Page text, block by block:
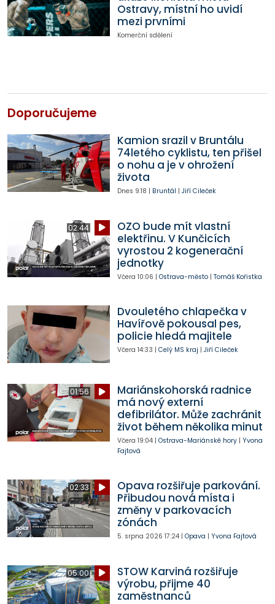
Ostravy, místní ho uvidí
mezi prvními
Komerční sdělení
Doporučujeme
Kamion srazil v Bruntálu
74letého cyklistu, ten přišel
o nohu a je v ohrožení
života
Dnes 9:18 | Bruntál | Jiří Cileček
02:44
OZO bude mít vlastní
elektřinu. V Kunčicích
vyrostou 2 kogenerační
jednotky
Včera 10:06 | Ostrava-město| Tomáš Kořistka
Dvouletého chlapečka v
Havířově pokousal pes,
policie hledá majitele
Včera 14:33 | Celý MS kraj | Jiří Cileček
01:56
Mariánskohorská radnice
má nový externí
defibrilátor. Může zachránit
život během několika minut
Včera 19:04| Ostrava-Mariánské hory| Yvona
Fajtová
02:33
Opava rozšiřuje parkování.
Přibudou nová místa i
změny v parkovacích
zónách
5. srpna 2026 17:24| Opava | Yvona Fajtová
05:00
STOW Karviná rozšiřuje
výrobu, přijme 40
zaměstnanců